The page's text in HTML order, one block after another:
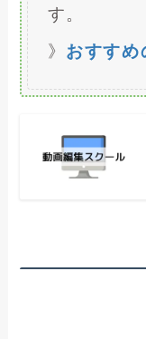
す。
》 おすすめ